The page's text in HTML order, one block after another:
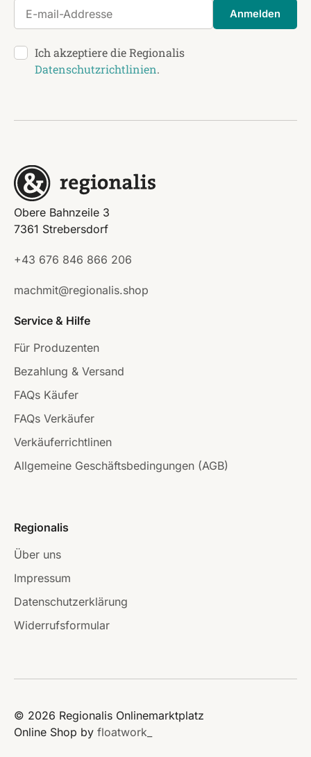
Anmelden
Ich akzeptiere die Regionalis
Datenschutzrichtlinien.
Obere Bahnzeile 3
7361 Strebersdorf
+43 676 846 866 206
machmit@regionalis.shop
Service & Hilfe
Für Produzenten
Bezahlung & Versand
FAQs Käufer
FAQs Verkäufer
Verkäuferrichtlinen
Allgemeine Geschäftsbedingungen (AGB)
Regionalis
Über uns
Impressum
Datenschutzerklärung
Widerrufsformular
© 2026 Regionalis Onlinemarktplatz
Online Shop by floatwork_